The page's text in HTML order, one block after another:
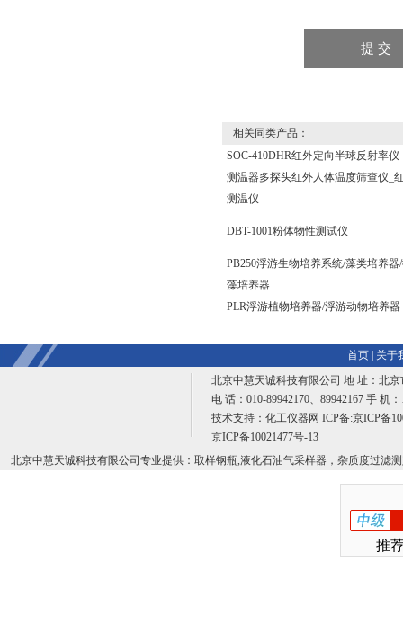
相关同类产品：
SOC-410DHR红外定向半球反射率仪
测温器多探头红外人体温度筛查仪_
测温仪
DBT-1001粉体物性测试仪
PB250浮游生物培养系统/藻类培养器
藻培养器
PLR浮游植物培养器/浮游动物培养器
首页|
关于
北京中慧天诚科技有限公司 地 址：北
电 话：010-89942170、89942167 手 机
技术支持： 化工仪器网 ICP备:京ICP备
京ICP备10021477号-13
北京中慧天诚科技有限公司专业提供：取样钢瓶,液化石油气采样器，杂质度过滤
推